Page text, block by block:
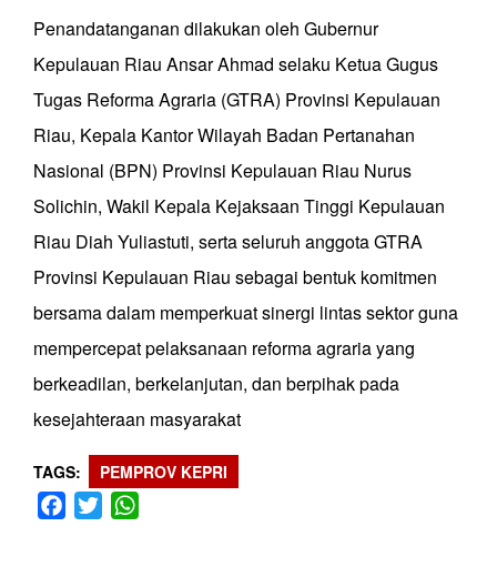
Penandatanganan dilakukan oleh Gubernur
Kepulauan Riau Ansar Ahmad selaku Ketua Gugus
Tugas Reforma Agraria (GTRA) Provinsi Kepulauan
Riau, Kepala Kantor Wilayah Badan Pertanahan
Nasional (BPN) Provinsi Kepulauan Riau Nurus
Solichin, Wakil Kepala Kejaksaan Tinggi Kepulauan
Riau Diah Yuliastuti, serta seluruh anggota GTRA
Provinsi Kepulauan Riau sebagai bentuk komitmen
bersama dalam memperkuat sinergi lintas sektor guna
mempercepat pelaksanaan reforma agraria yang
berkeadilan, berkelanjutan, dan berpihak pada
kesejahteraan masyarakat
TAGS PEMPROV KEPRI
Facebook
Twitter